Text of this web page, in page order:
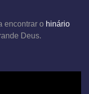
encontrar o hinário
Deus.